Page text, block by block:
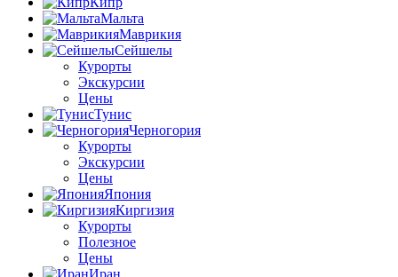
Мальта
Маврикия
Сейшелы
Курорты
Экскурсии
Цены
Тунис
Черногория
Курорты
Экскурсии
Цены
Япония
Киргизия
Курорты
Полезное
Цены
Иран